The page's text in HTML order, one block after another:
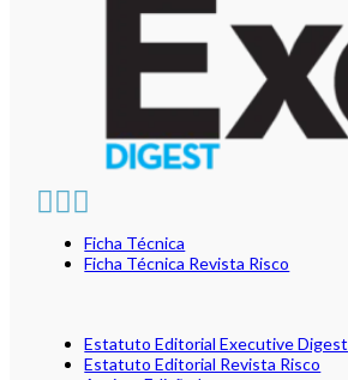
Ficha Técnica
Ficha Técnica Revista Risco
Estatuto Editorial Executive Digest
Estatuto Editorial Revista Risco